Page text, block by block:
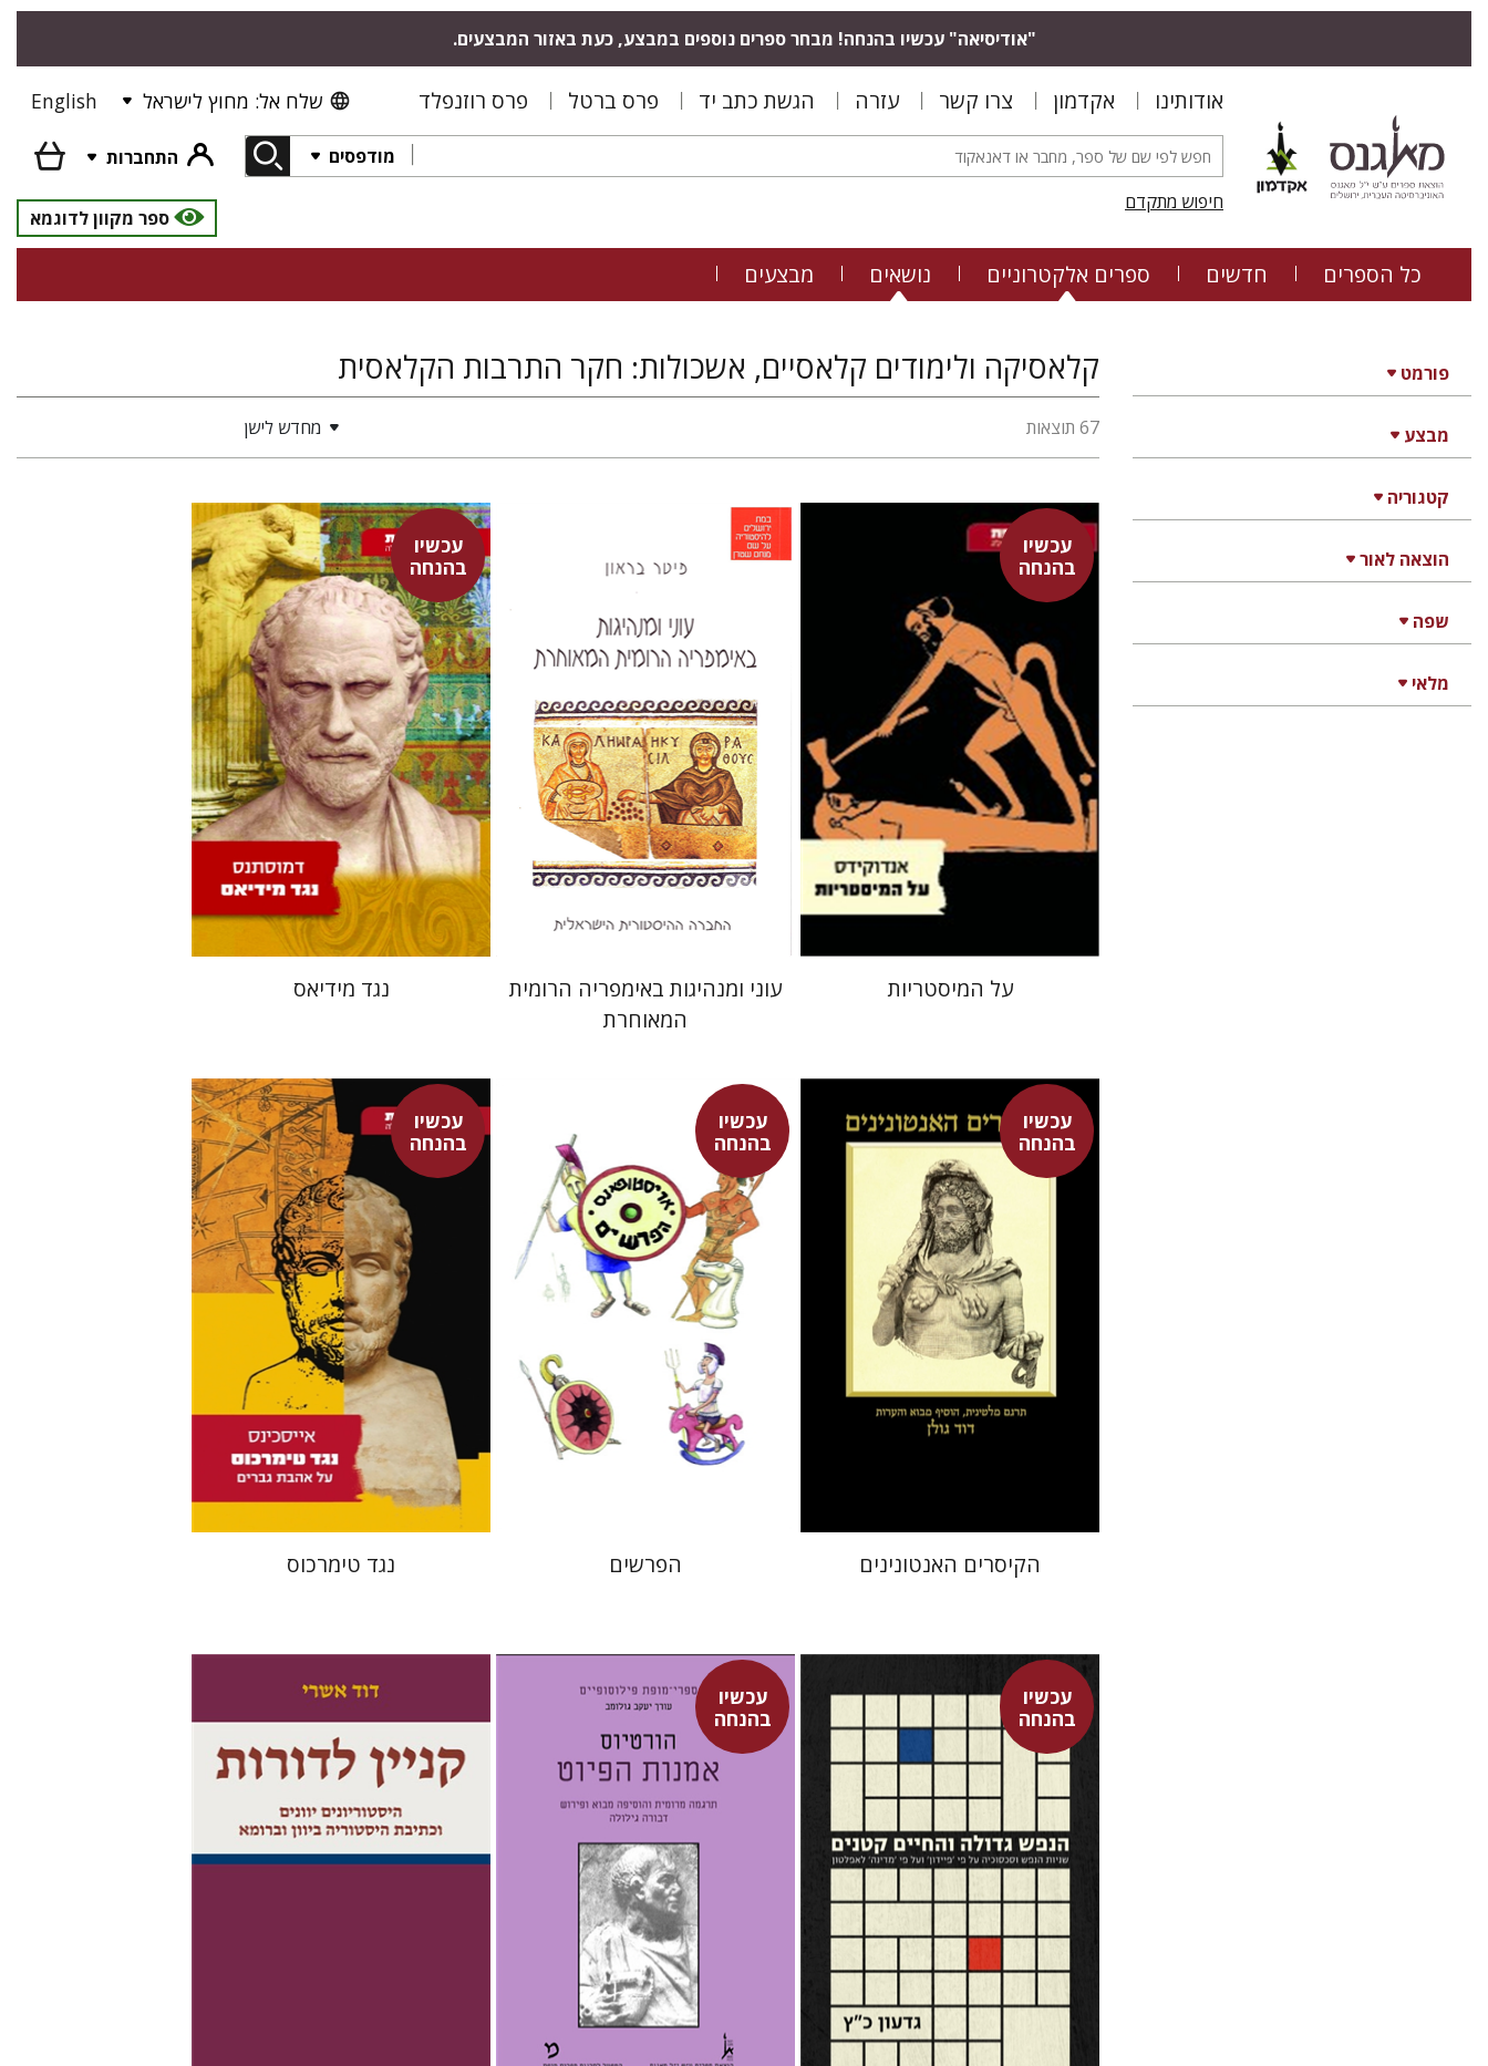
"אודיסיאה" עכשיו בהנחה! מבחר ספרים נוספים במבצע, כעת באזור המבצעים.
אודותינו אקדמון צרו קשר עזרה הגשת כתב יד פרס ברטל פרס רוזנפלד שלח אל: מחוץ לישראל English
מודפסים
התחברות
חיפוש מתקדם
ספר מקוון לדוגמא
כל הספרים חדשים ספרים אלקטרוניים נושאים מבצעים
פורמט
מבצע
קטגוריה
הוצאה לאור
שפה
מלאי
קלאסיקה ולימודים קלאסיים, אשכולות: חקר התרבות הקלאסית
67 תוצאות מחדש לישן
עכשיו
בהנחה
דבורה גילולה
עכשיו בהנחה
$15
על המיסטריות
פיטר בראון
הנחת אתר ספר מודפס
$25
$22
עוני ומנהיגות באימפריה הרומית
המאוחרת
עכשיו
בהנחה
דמוסתנס
דבורה גילולה
עכשיו בהנחה
$21
$15
נגד מידיאס
עכשיו
בהנחה
דוד גולן
עכשיו בהנחה
הקיסרים האנטונינים
עכשיו
בהנחה
אריסטופאנס
דבורה גילולה
זיוה כספי
עכשיו בהנחה
הפרשים
עכשיו
בהנחה
אייסכינס
דבורה גילולה
עכשיו בהנחה
$21
$15
נגד טימרכוס
עכשיו
בהנחה
גדעון כ"ץ
עכשיו בהנחה
$30
$22
עכשיו
בהנחה
קוינטוס הורטיוס פלקוס
דבורה גילולה
עכשיו בהנחה
$20
דוד אשרי
דבורה גילולה